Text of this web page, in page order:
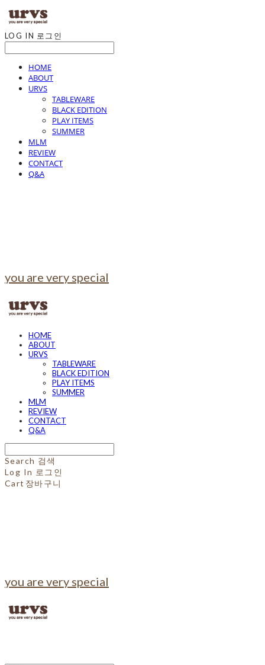
LOG IN 로그인
HOME
ABOUT
URVS
TABLEWARE
BLACK EDITION
PLAY ITEMS
SUMMER
MLM
REVIEW
CONTACT
Q&A
you are very special
HOME
ABOUT
URVS
TABLEWARE
BLACK EDITION
PLAY ITEMS
SUMMER
MLM
REVIEW
CONTACT
Q&A
Search 검색
Log In 로그인
Cart 장바구니
you are very special